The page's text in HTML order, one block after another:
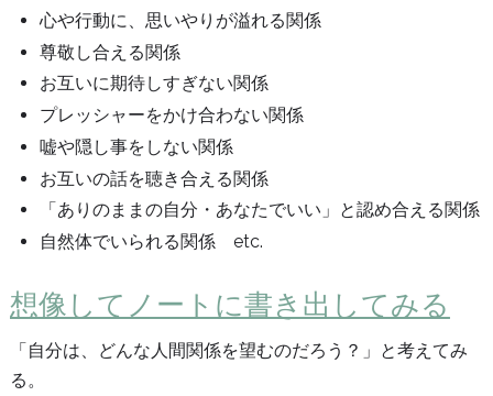
心や行動に、思いやりが溢れる関係
尊敬し合える関係
お互いに期待しすぎない関係
プレッシャーをかけ合わない関係
嘘や隠し事をしない関係
お互いの話を聴き合える関係
「ありのままの自分・あなたでいい」と認め合える関係
自然体でいられる関係 etc.
想像してノートに書き出してみる
「自分は、どんな人間関係を望むのだろう？」と考えてみ
る。